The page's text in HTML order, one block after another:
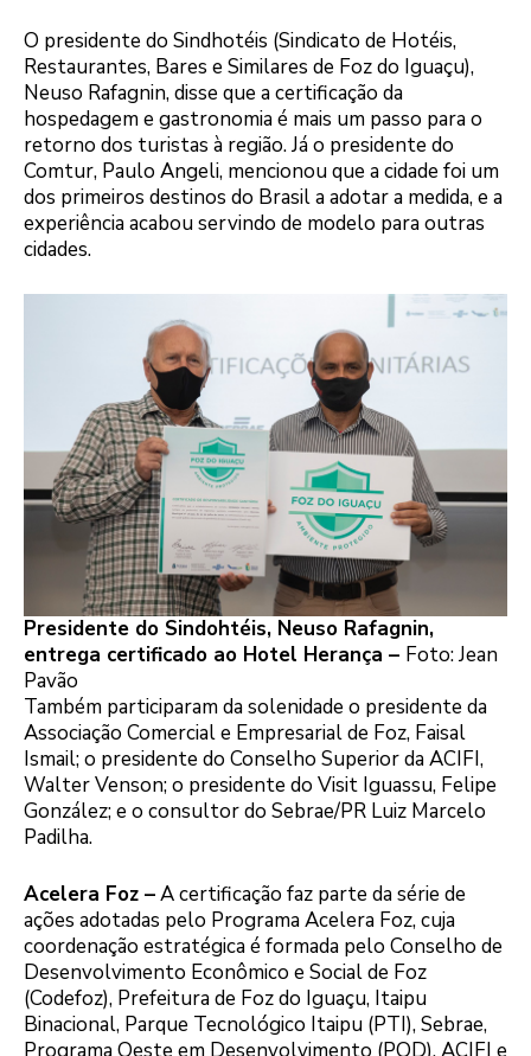
O presidente do Sindhotéis (Sindicato de Hotéis,
Restaurantes, Bares e Similares de Foz do Iguaçu),
Neuso Rafagnin, disse que a certificação da
hospedagem e gastronomia é mais um passo para o
retorno dos turistas à região. Já o presidente do
Comtur, Paulo Angeli, mencionou que a cidade foi um
dos primeiros destinos do Brasil a adotar a medida, e a
experiência acabou servindo de modelo para outras
cidades.
Presidente do Sindohtéis, Neuso Rafagnin,
entrega certificado ao Hotel Herança – Foto: Jean
Pavão
Também participaram da solenidade o presidente da
Associação Comercial e Empresarial de Foz, Faisal
Ismail; o presidente do Conselho Superior da ACIFI,
Walter Venson; o presidente do Visit Iguassu, Felipe
González; e o consultor do Sebrae/PR Luiz Marcelo
Padilha.
Acelera Foz –A certificação faz parte da série de
ações adotadas pelo Programa Acelera Foz, cuja
coordenação estratégica é formada pelo Conselho de
Desenvolvimento Econômico e Social de Foz
(Codefoz), Prefeitura de Foz do Iguaçu, Itaipu
Binacional, Parque Tecnológico Itaipu (PTI), Sebrae,